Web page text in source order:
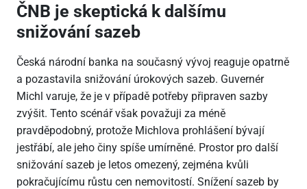
ČNB je skeptická k dalšímu
snižování sazeb
Česká národní banka na současný vývoj reaguje opatrně
a pozastavila snižování úrokových sazeb. Guvernér
Michl varuje, že je v případě potřeby připraven sazby
zvýšit. Tento scénář však považuji za méně
pravděpodobný, protože Michlova prohlášení bývají
jestřábí, ale jeho činy spíše umírněné. Prostor pro další
snižování sazeb je letos omezený, zejména kvůli
pokračujícímu růstu cen nemovitostí. Snížení sazeb by